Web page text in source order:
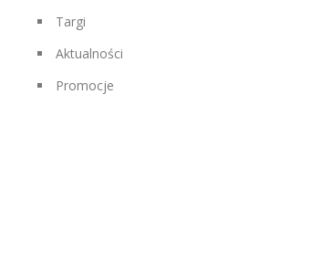
Targi
Aktualności
Promocje